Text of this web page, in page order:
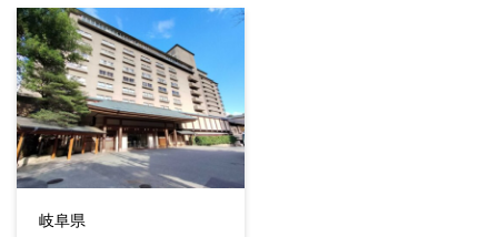
岐阜県